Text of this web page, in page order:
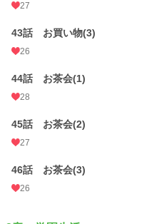
27
43話 お買い物(3)
26
44話 お茶会(1)
28
45話 お茶会(2)
27
46話 お茶会(3)
26